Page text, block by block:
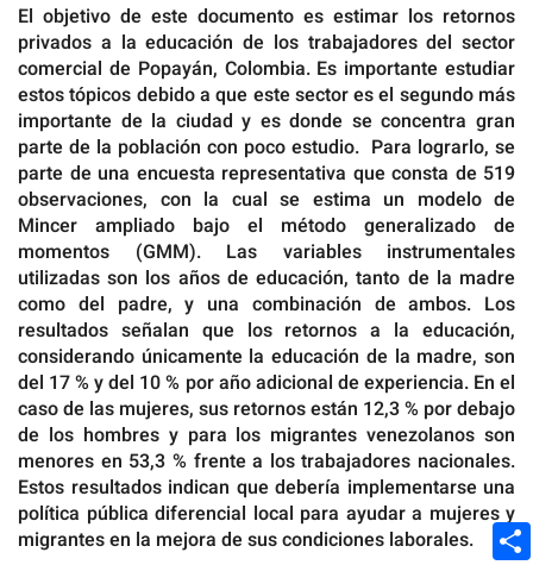
El objetivo de este documento es estimar los retornos
privados a la educación de los trabajadores del sector
comercial de Popayán, Colombia. Es importante estudiar
estos tópicos debido a que este sector es el segundo más
importante de la ciudad y es donde se concentra gran
parte de la población con poco estudio. Para lograrlo, se
parte de una encuesta representativa que consta de 519
observaciones, con la cual se estima un modelo de
Mincer ampliado bajo el método generalizado de
momentos (GMM). Las variables instrumentales
utilizadas son los años de educación, tanto de la madre
como del padre, y una combinación de ambos. Los
resultados señalan que los retornos a la educación,
considerando únicamente la educación de la madre, son
del 17 % y del 10 % por año adicional de experiencia. En el
caso de las mujeres, sus retornos están 12,3 % por debajo
de los hombres y para los migrantes venezolanos son
menores en 53,3 % frente a los trabajadores nacionales.
Estos resultados indican que debería implementarse una
política pública diferencial local para ayudar a mujeres y
migrantes en la mejora de sus condiciones laborales.